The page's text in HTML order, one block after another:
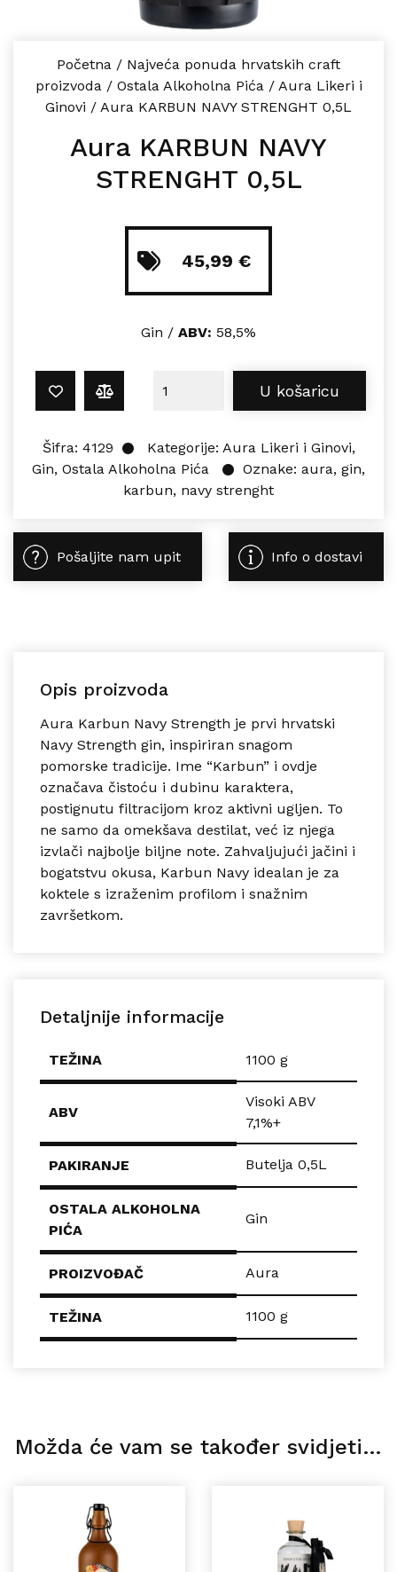
Početna / Najveća ponuda hrvatskih craft
proizvoda/ Ostala Alkoholna Pića/ Aura Likeri i
Ginovi / Aura KARBUN NAVY STRENGHT 0,5L
Aura KARBUN NAVY
STRENGHT 0,5L
45,99 €
Gin / ABV: 58,5%
Aura KARBUN NAVY STRENGHT
U košaricu
Šifra: 4129 Kategorije: Aura Likeri i Ginovi,
Gin, Ostala Alkoholna Pića Oznake: aura, gin,
karbun, navy strenght
Pošaljite nam upit Info o dostavi
Opis proizvoda
Aura Karbun Navy Strength je prvi hrvatski
Navy Strength gin, inspiriran snagom
pomorske tradicije. Ime “Karbun” i ovdje
označava čistoću i dubinu karaktera,
postignutu filtracijom kroz aktivni ugljen. To
ne samo da omekšava destilat, već iz njega
izvlači najbolje biljne note. Zahvaljujući jačini i
bogatstvu okusa, Karbun Navy idealan je za
koktele s izraženim profilom i snažnim
završetkom.
Detaljnije informacije
TEŽINA 1100 g
ABV
Visoki ABV
7,1%+
PAKIRANJE Butelja 0,5L
OSTALA ALKOHOLNA
PIĆA
Gin
PROIZVOĐAČ Aura
TEŽINA 1100 g
Možda će vam se također svidjeti…